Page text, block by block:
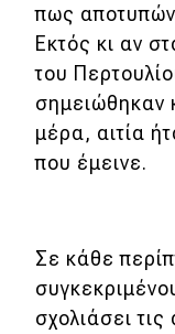
DRIVE
MOTO
Οδηγός αγοράς
Χρηστικά
πως
Εκτός κι αν
του
σημειώθηκαν
μέρα, αιτία
που έμεινε.
Σε κάθε
σχολιάσει